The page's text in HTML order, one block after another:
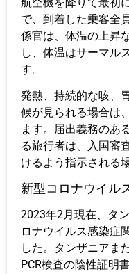
で、到着した乗客全
係官は、体温の上昇
し、体温はサーマル
す。
発熱、持続的な咳、
候が見られる場合は
ます。届出義務のあ
る旅行者は、入国審
けるよう指示される
新型コロナウイル
2023年2月現在、タ
ロナウイルス感染症
した。タンザニアま
PCR検査の陰性証明